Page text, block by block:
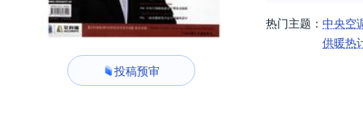
投稿预审
热门主题： 中央空
供暖热